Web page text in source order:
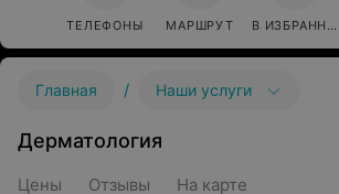
ТЕЛЕФОНЫ МАРШРУТ В ИЗБРАННОЕ
Главная / Наши услуги
Дерматология
Цены Отзывы На карте